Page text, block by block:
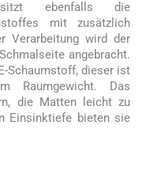
ebenfalls die
mit zusätzlich
Verarbeitung wird der
angebracht.
Schaumstoff, dieser ist
Raumgewicht. Das
die Matten leicht zu
Einsinktiefe bieten sie